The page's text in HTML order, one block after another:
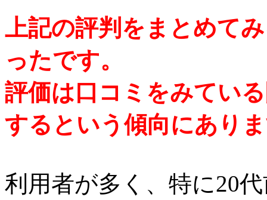
上記の評判をまとめて
ったです。
評価は口コミをみてい
するという傾向にあり
利用者が多く、特に20